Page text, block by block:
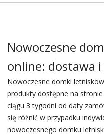
Nowoczesne
online: dostawa
Nowoczesne domki
produkty dostępne na
ciągu 3 tygodni od daty
się różnić w przypadku
nowoczesnego domku